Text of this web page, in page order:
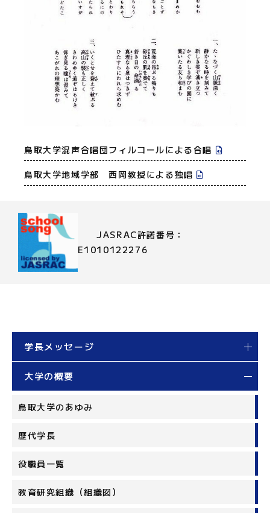
学長メッセージ
大学の概要
鳥取大学のあゆみ
歴代学長
役職員一覧
教育研究組織（組織図）
鳥取大学混声合唱団フィルコールによる合唱
鳥取大学地域学部 西岡教授による独唱
JASRAC許諾番号：
E1010122276